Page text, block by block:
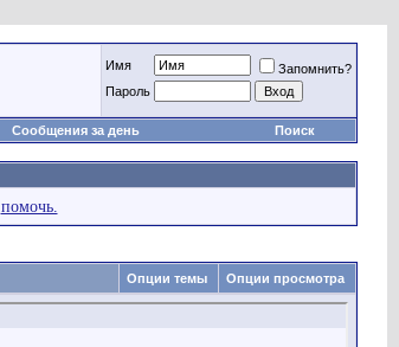
Имя
Запомнить?
Пароль
Сообщения за день Поиск
помочь.
Опции темы Опции просмотра